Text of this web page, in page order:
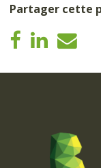
Partager cette